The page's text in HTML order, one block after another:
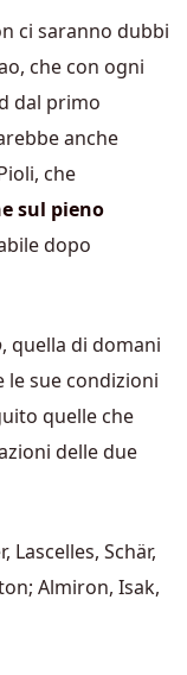
ci saranno dubbi
che con ogni
dal primo
anche
che
sul pieno
dopo
, quella di domani
le sue condizioni
quelle che
delle due
Lascelles, Schär,
Almiron, Isak,